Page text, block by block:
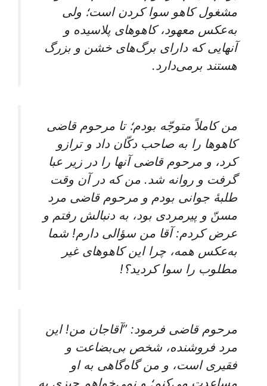
مشغول‌ کاهو سوا کردن‌ است‌؛ ولی‌
به‌عکس‌ معهود، کاهوهای‌ پلاسیده‌ و
آنهایی ‌که‌ دارای‌ برگ‌های‌ خشن‌ و بزرگ‌
هستند برمی‌دارد.
من‌ کاملاً متوجّه‌ بودم‌؛ تا مرحوم‌ قاضی‌
کاهوها را به صاحب‌ دکّان‌ داد و ترازو
کرد، و مرحوم‌ قاضی‌ آنها را در زیر عبا
گرفت‌ و روانه‌ شد. من‌ که‌ در آن‌ وقت‌
طلبۀ جوانی‌ بودم‌ و مرحوم‌ قاضی‌ مرد
مسنّ و پیرمردی‌ بود، به دنبالش‌ رفتم‌ و
عرض‌ کردم‌: آقا من‌ سؤالی‌ دارم‌! شما
به‌عکس‌ همه‌، چرا این‌ کاهوهای‌ غیر
مطلوب‌ را سوا کردید؟!
مرحوم‌ قاضی‌ فرمود: ”آقاجان‌ من‌! این‌
مرد فروشنده‌، شخص‌ بی‌بضاعت‌ و
فقیری‌ است‌، و من‌ گاه‌گاهی‌ به‌ او
مساعدت‌ می‌کنم‌؛ و نمی‌خواهم‌ چیزی‌ به‌